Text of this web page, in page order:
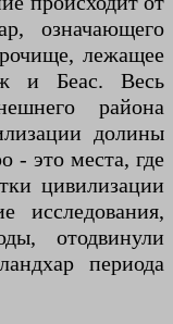
означающего
лежащее
и Беас. Весь
района
долины
это места, где
цивилизации
исследования,
отодвинули
периода